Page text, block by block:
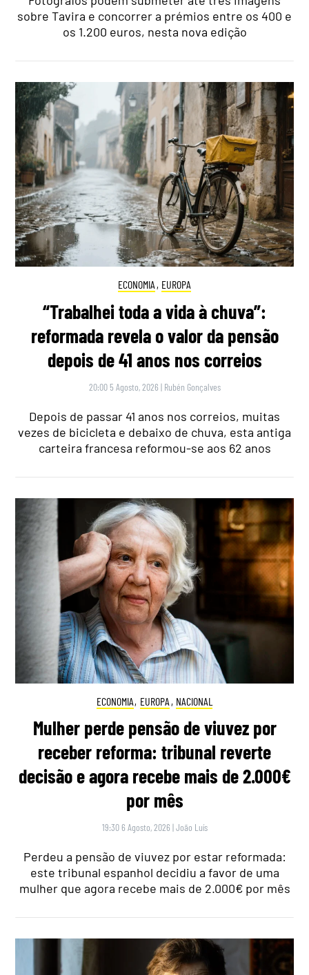
sobre Tavira e concorrer a prémios entre os 400 e
os 1.200 euros, nesta nova edição
ECONOMIA , EUROPA
“Trabalhei toda a vida à chuva”:
reformada revela o valor da pensão
depois de 41 anos nos correios
20:00 5 Agosto, 2026 | Rubén Gonçalves
Depois de passar 41 anos nos correios, muitas
vezes de bicicleta e debaixo de chuva, esta antiga
carteira francesa reformou-se aos 62 anos
ECONOMIA, EUROPA , NACIONAL
Mulher perde pensão de viuvez por
receber reforma: tribunal reverte
decisão e agora recebe mais de 2.000€
por mês
19:30 6 Agosto, 2026 |João Luís
Perdeu a pensão de viuvez por estar reformada:
este tribunal espanhol decidiu a favor de uma
mulher que agora recebe mais de 2.000€ por mês